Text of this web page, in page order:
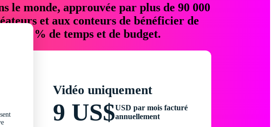
le monde, approuvée par plus de 90 000
et aux conteurs de bénéficier de
76 % de temps et de budget.
Vidéo uniquement
9 US$USD par mois facturé
annuellement